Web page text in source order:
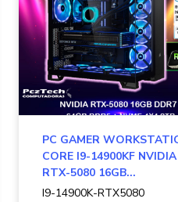
PC GAMER
CORE I9-14900KF NVIDIA
RTX-5080 16GB...
I9-14900K-RTX5080